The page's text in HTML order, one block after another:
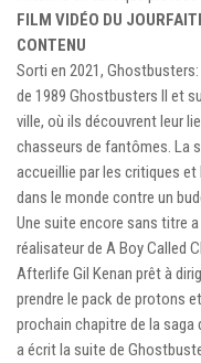
FILM VIDÉO DU JOUR
CONTENU
Sorti en 2021,
de 1989 Ghostbusters II et
ville, où ils découvrent leur
chasseurs de fantômes. La
accueillie par les critiques
dans le monde contre un
Une suite encore sans titre a
réalisateur de A Boy Called
Afterlife Gil Kenan prêt à
prendre le pack de protons
prochain chapitre de la saga
a écrit la suite de